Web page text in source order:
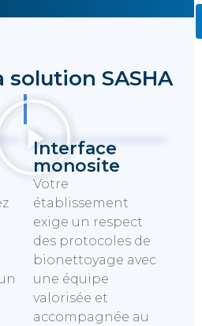
solution SASHA
Interface
monosite
Votre
établissement
exige un respect
des protocoles de
bionettoyage avec
une équipe
valorisée et
accompagnée au